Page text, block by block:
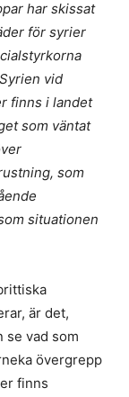
har skissat
för syrier
vid
finns i landet
som väntat
som
situationen
är det,
se vad som
övergrepp
finns